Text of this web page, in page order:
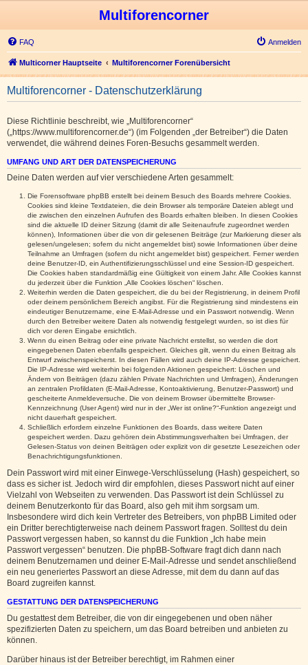
Multiforencorner
FAQ Anmelden
Multicorner Hauptseite Multiforencorner Forenübersicht
Multiforencorner - Datenschutzerklärung
Diese Richtlinie beschreibt, wie „Multiforencorner“
(„https://www.multiforencorner.de“) (im Folgenden „der Betreiber“) die Daten
verwendet, die während deines Foren-Besuchs gesammelt werden.
UMFANG UND ART DER DATENSPEICHERUNG
Deine Daten werden auf vier verschiedene Arten gesammelt:
Die Forensoftware phpBB erstellt bei deinem Besuch des Boards mehrere Cookies.
Cookies sind kleine Textdateien, die dein Browser als temporäre Dateien ablegt und
die zwischen den einzelnen Aufrufen des Boards erhalten bleiben. In diesen Cookies
sind die aktuelle ID deiner Sitzung (damit dir alle Seitenaufrufe zugeordnet werden
können), Informationen über die von dir gelesenen Beiträge (zur Markierung dieser als
gelesen/ungelesen; sofern du nicht angemeldet bist) sowie Informationen über deine
Teilnahme an Umfragen (sofern du nicht angemeldet bist) gespeichert. Ferner werden
deine Benutzer-ID, ein Authentifizierungsschlüssel und eine Session-ID gespeichert.
Die Cookies haben standardmäßig eine Gültigkeit von einem Jahr. Alle Cookies kannst
du jederzeit über die Funktion „Alle Cookies löschen“ löschen.
Weiterhin werden die Daten gespeichert, die du bei der Registrierung, in deinem Profil
oder deinem persönlichem Bereich angibst. Für die Registrierung sind mindestens ein
eindeutiger Benutzername, eine E-Mail-Adresse und ein Passwort notwendig. Wenn
durch den Betreiber weitere Daten als notwendig festgelegt wurden, so ist dies für
dich vor deren Eingabe ersichtlich.
Wenn du einen Beitrag oder eine private Nachricht erstellst, so werden die dort
eingegebenen Daten ebenfalls gespeichert. Gleiches gilt, wenn du einen Beitrag als
Entwurf zwischenspeicherst. In diesen Fällen wird auch deine IP-Adresse gespeichert.
Die IP-Adresse wird weiterhin bei folgenden Aktionen gespeichert: Löschen und
Ändern von Beiträgen (dazu zählen Private Nachrichten und Umfragen), Änderungen
an zentralen Profildaten (E-Mail-Adresse, Kontoaktivierung, Benutzer-Passwort) und
gescheiterte Anmeldeversuche. Die von deinem Browser übermittelte Browser-
Kennzeichnung (User Agent) wird nur in der „Wer ist online?“-Funktion angezeigt und
nicht dauerhaft gespeichert.
Schließlich erfordern einzelne Funktionen des Boards, dass weitere Daten
gespeichert werden. Dazu gehören dein Abstimmungsverhalten bei Umfragen, der
Gelesen-Status von deinen Beiträgen oder explizit von dir gesetzte Lesezeichen oder
Benachrichtigungsfunktionen.
Dein Passwort wird mit einer Einwege-Verschlüsselung (Hash) gespeichert, so
dass es sicher ist. Jedoch wird dir empfohlen, dieses Passwort nicht auf einer
Vielzahl von Webseiten zu verwenden. Das Passwort ist dein Schlüssel zu
deinem Benutzerkonto für das Board, also geh mit ihm sorgsam um.
Insbesondere wird dich kein Vertreter des Betreibers, von phpBB Limited oder
ein Dritter berechtigterweise nach deinem Passwort fragen. Solltest du dein
Passwort vergessen haben, so kannst du die Funktion „Ich habe mein
Passwort vergessen“ benutzen. Die phpBB-Software fragt dich dann nach
deinem Benutzernamen und deiner E-Mail-Adresse und sendet anschließend
ein neu generiertes Passwort an diese Adresse, mit dem du dann auf das
Board zugreifen kannst.
GESTATTUNG DER DATENSPEICHERUNG
Du gestattest dem Betreiber, die von dir eingegebenen und oben näher
spezifizierten Daten zu speichern, um das Board betreiben und anbieten zu
können.
Darüber hinaus ist der Betreiber berechtigt, im Rahmen einer